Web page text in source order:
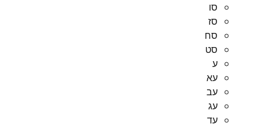
סו
סז
סח
סט
ע
עא
עב
עג
עד